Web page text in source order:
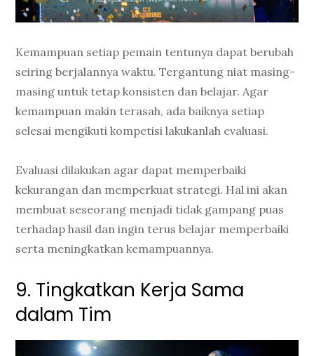
Kemampuan setiap pemain tentunya dapat berubah
seiring berjalannya waktu. Tergantung niat masing-
masing untuk tetap konsisten dan belajar. Agar
kemampuan makin terasah, ada baiknya setiap
selesai mengikuti kompetisi lakukanlah evaluasi.
Evaluasi dilakukan agar dapat memperbaiki
kekurangan dan memperkuat strategi. Hal ini akan
membuat seseorang menjadi tidak gampang puas
terhadap hasil dan ingin terus belajar memperbaiki
serta meningkatkan kemampuannya.
9. Tingkatkan Kerja Sama
dalam Tim